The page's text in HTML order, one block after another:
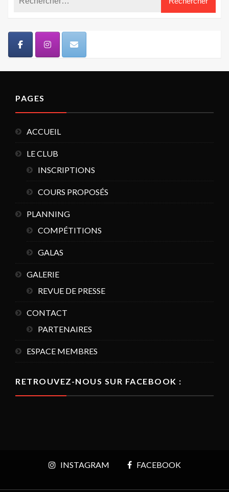
PAGES
ACCUEIL
LE CLUB
INSCRIPTIONS
COURS PROPOSÉS
PLANNING
COMPÉTITIONS
GALAS
GALERIE
REVUE DE PRESSE
CONTACT
PARTENAIRES
ESPACE MEMBRES
RETROUVEZ-NOUS SUR FACEBOOK :
INSTAGRAM FACEBOOK